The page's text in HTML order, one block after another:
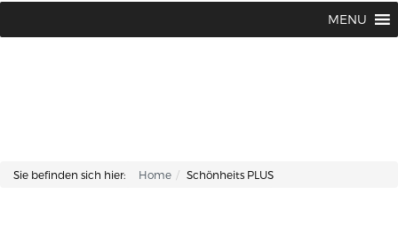
MENU
Sie befinden sich hier: Home Schönheits PLUS